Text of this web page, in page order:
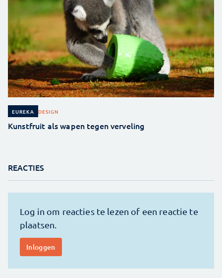
EUREKA DESIGN
Kunstfruit als wapen tegen verveling
REACTIES